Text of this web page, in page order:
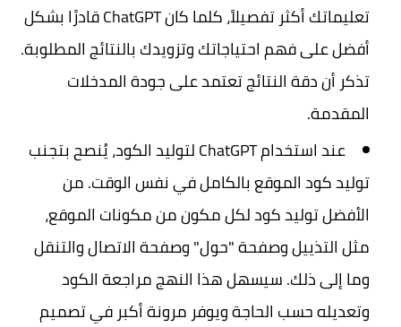
تعليماتك أكثر تفصيلاً، كلما كان ChatGPT قادرًا بشكل
أفضل على فهم احتياجاتك وتزويدك بالنتائج المطلوبة.
تذكر أن دقة النتائج تعتمد على جودة المدخلات
المقدمة.
عند استخدام ChatGPT لتوليد الكود، يُنصح بتجنب
توليد كود الموقع بالكامل في نفس الوقت. من
الأفضل توليد كود لكل مكون من مكونات الموقع،
مثل التذييل وصفحة "حول" وصفحة الاتصال والتنقل
وما إلى ذلك. سيسهل هذا النهج مراجعة الكود
وتعديله حسب الحاجة ويوفر مرونة أكبر في تصميم